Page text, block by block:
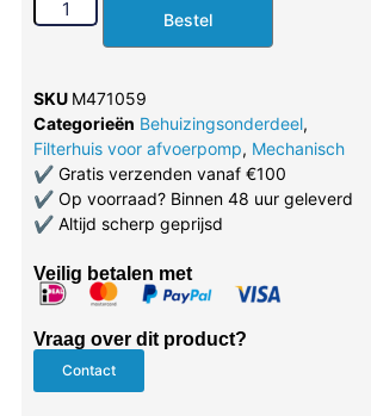
Bestel
SKU M471059
Categorieën Behuizingsonderdeel,
Filterhuis voor afvoerpomp, Mechanisch
✔Gratis verzenden vanaf €100
✔Op voorraad? Binnen 48 uur geleverd
✔Altijd scherp geprijsd
Veilig betalen met
Vraag over dit product?
Contact